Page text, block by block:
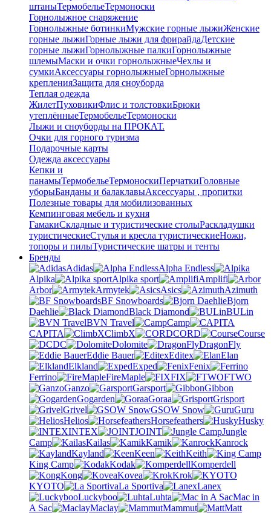
штаныТермобельеТермоноски
Горнолыжное снаряжение
Горнолыжные ботинкиМужские горные лыжиЖенские
горные лыжиГорные лыжи для фрирайдаДетские
горные лыжиГорнолыжные палкиГорнолыжные
шлемыМаски и очки горнолыжныеЧехлы и
сумкиАксессуары горнолыжныеГорнолыжные
крепленияЗащита для сноуборда
Теплая одежда
ЖилетПуховикиФлис и толстовкиБрюки
утеплённыеТермобельеТермоноски
Лыжи и сноуборды на ПРОКАТ.
Очки для горного туризма
Подарочные карты
Одежда аксессуары
Кепки и
панамыТермобельеТермоноскиПерчаткиГоловные
уборыБанданы и балаклавыАксессуары , пропитки
Полезные товары для мобилизованных
Кемпинговая мебель и кухня
ГамакиСкладные и туристические столыРаскладушки
туристическиеСтулья и кресла туристическиеНожи,
топоры и пилыТуристические шатры и тенты
Бренды
Adidas
Alpha Endless
Alpika
Alpika sport
Amplifi
Arbor
Armytek Asics
Azimuth
BF Snowboards
Bjorn
Daehlie
Black Diamond
BULin
BVN Travel
Camp
CAPITA
ClimbX CORD
Course
DC
Dolomite
DragonFly
Eddie Bauer
Editex
Elan
Elkland
Exped
Fenix
Ferrino
FireMaple FIX
FTWO
Ganzo
Garsport
Gibbon
Gogarden
Goraa
Grisport
Grivel
GSOW Snow
Guru
Helios
Horsefeathers
Husky
INTEX
JOINT
Jungle
Camp
Kailas Kamik
Kanrock
Kayland
Keen
Keith
King Camp
Kodak
Komperdell
Kong
Kovea
Krok
KYOTO
La Sportiva
Lanex
Luckyboo
Luhta
Mac in
A Sac
Maclay Mammut
Matt